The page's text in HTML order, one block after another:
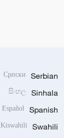
Serbian
Српски
Sinhala
සිංහල
Spanish
Español
Swahili
Kiswahili